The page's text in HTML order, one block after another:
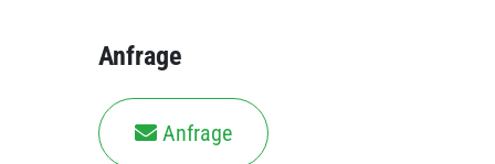
Anfrage
Anfrage